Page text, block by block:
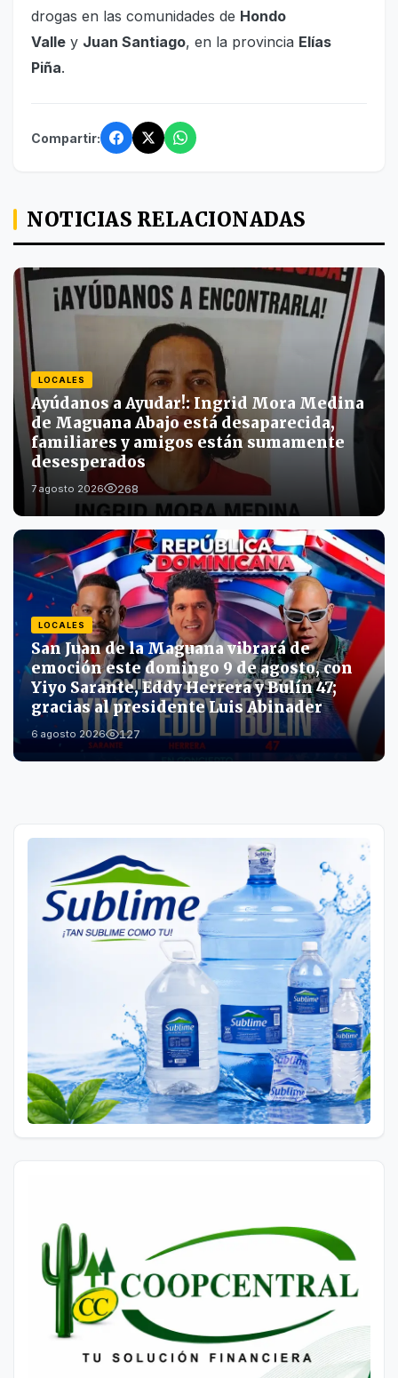
drogas en las comunidades de Hondo
Valle y Juan Santiago, en la provincia Elías
Piña.
Compartir:
NOTICIAS RELACIONADAS
LOCALES
Ayúdanos a Ayudar!: Ingrid Mora Medina
de Maguana Abajo está desaparecida,
familiares y amigos están sumamente
desesperados
7 agosto 2026 268
LOCALES
San Juan de la Maguana vibrará de
emoción este domingo 9 de agosto, con
Yiyo Sarante, Eddy Herrera y Bulín 47;
gracias al presidente Luis Abinader
6 agosto 2026 127